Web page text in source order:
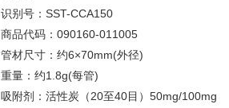
识别号：SST-CCA150
商品代码：090160-011005
管材尺寸：约6×70mm(外径)
重量：约1.8g(每管)
吸附剂：活性炭（20至40目）50mg/100mg